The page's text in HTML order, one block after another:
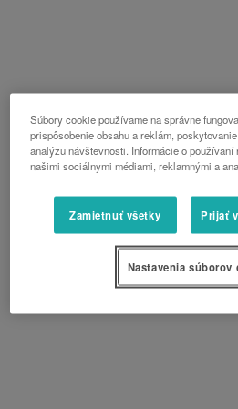
Súbory cookie používame na správne
prispôsobenie obsahu a reklám,
analýzu návštevnosti. Informácie o
našimi sociálnymi médiami, reklamnými a
Zamietnuť všetky Prijať
Nastavenia súborov